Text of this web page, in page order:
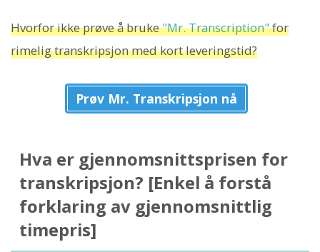
Hvorfor ikke prøve å bruke"Mr. Transcription"for
rimelig transkripsjon med kort leveringstid?
Prøv Mr. Transkripsjon nå
Hva er gjennomsnittsprisen for
transkripsjon? [Enkel å forstå
forklaring av gjennomsnittlig
timepris]